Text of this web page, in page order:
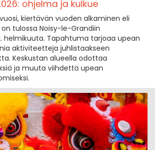
ohjelma ja kulkue
kiertävän vuoden alkaminen eli
tulossa Noisy-le-Grandiin
helmikuuta. Tapahtuma tarjoaa upean
aktiviteetteja juhlistaakseen
Keskustan alueella odottaa
ja muuta viihdettä upean